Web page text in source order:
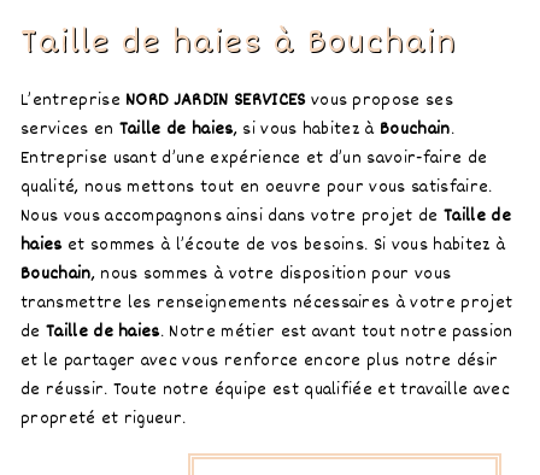
Taille de haies à Bouchain
L’entreprise NORD JARDIN SERVICESvous propose ses
services en Taille de haies, si vous habitez à Bouchain.
Entreprise usant d’une expérience et d’un savoir-faire de
qualité, nous mettons tout en oeuvre pour vous satisfaire.
Nous vous accompagnons ainsi dans votre projet deTaille de
haies et sommes à l’écoute de vos besoins. Si vous habitez à
Bouchain, nous sommes à votre disposition pour vous
transmettre les renseignements nécessaires à votre projet
de Taille de haies. Notre métier est avant tout notre passion
et le partager avec vous renforce encore plus notre désir
de réussir. Toute notre équipe est qualifiée et travaille avec
propreté et rigueur.